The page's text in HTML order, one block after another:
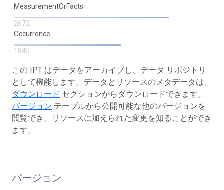
MeasurementOrFacts
2672
Occurrence
1845
この IPT はデータをアーカイブし、データ リポジトリ
として機能します。データとリソースのメタデータは、
ダウンロード セクションからダウンロードできます。
バージョン テーブルから公開可能な他のバージョンを
閲覧でき、リソースに加えられた変更を知ることができ
ます。
バージョン